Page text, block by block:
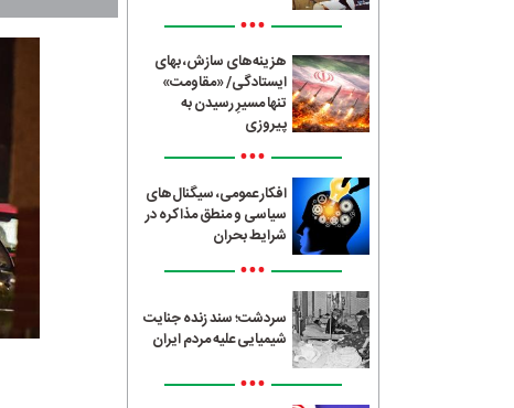
•••
هزینه‌های سازش، بهای
ایستادگی/ «مقاومت»
تنها مسیرِ رسیدن به
پیروزی
•••
افکار عمومی، سیگنال‌های
سیاسی و منطق مذاکره در
شرایط بحران
•••
سردشت؛ سند زنده جنایت
شیمیایی علیه مردم ایران
•••